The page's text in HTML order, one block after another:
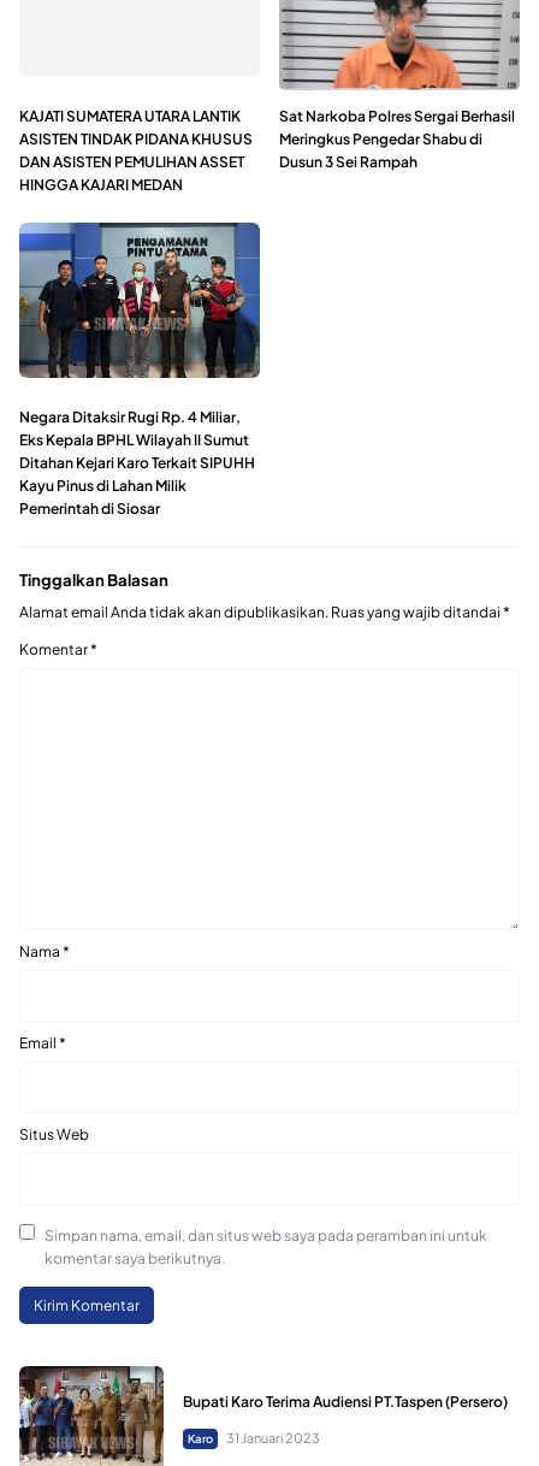
KAJATI SUMATERA UTARA LANTIK
ASISTEN TINDAK PIDANA KHUSUS
DAN ASISTEN PEMULIHAN ASSET
HINGGA KAJARI MEDAN
Sat Narkoba Polres Sergai Berhasil
Meringkus Pengedar Shabu di
Dusun 3 Sei Rampah
Negara Ditaksir Rugi Rp. 4 Miliar,
Eks Kepala BPHL Wilayah II Sumut
Ditahan Kejari Karo Terkait SIPUHH
Kayu Pinus di Lahan Milik
Pemerintah di Siosar
Tinggalkan Balasan
Alamat email Anda tidak akan dipublikasikan. Ruas yang wajib ditandai *
Komentar*
Nama *
Email *
Situs Web
Simpan nama, email, dan situs web saya pada peramban ini untuk
komentar saya berikutnya.
Bupati Karo Terima Audiensi PT.Taspen (Persero)
Karo 31 Januari 2023